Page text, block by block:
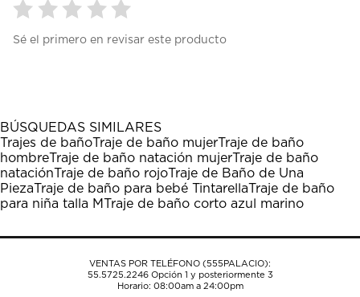
para
1
estrella
Esta
acción
abrirá
el
formulario
envío.
para
estrellas.
Esta
acción
abrirá
el
formulario
envío.
para
estrellas.
Esta
acción
abrirá
el
formulario
envío.
para
estrellas.
Esta
acción
abrirá
el
formulario
envío.
para
estrellas.
Esta
acción
abrirá
el
formulario
envío.
Sé el primero en revisar este producto
BÚSQUEDAS SIMILARES
Trajes de bañoTraje de baño mujerTraje de baño
hombreTraje de baño natación mujerTraje de baño
nataciónTraje de baño rojoTraje de Baño de Una
PiezaTraje de baño para bebé TintarellaTraje de baño
para niña talla M Traje de baño corto azul marino
VENTAS POR TELÉFONO (555PALACIO):
55.5725.2246Opción 1 y posteriormente 3
Horario: 08:00am a 24:00pm